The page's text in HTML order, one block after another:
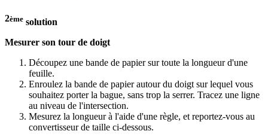
2ème solution
Mesurer son tour de doigt
Découpez une bande de papier sur toute la longueur d'une
feuille.
Enroulez la bande de papier autour du doigt sur lequel vous
souhaitez porter la bague, sans trop la serrer. Tracez une ligne
au niveau de l'intersection.
Mesurez la longueur à l'aide d'une règle, et reportez-vous au
convertisseur de taille ci-dessous.